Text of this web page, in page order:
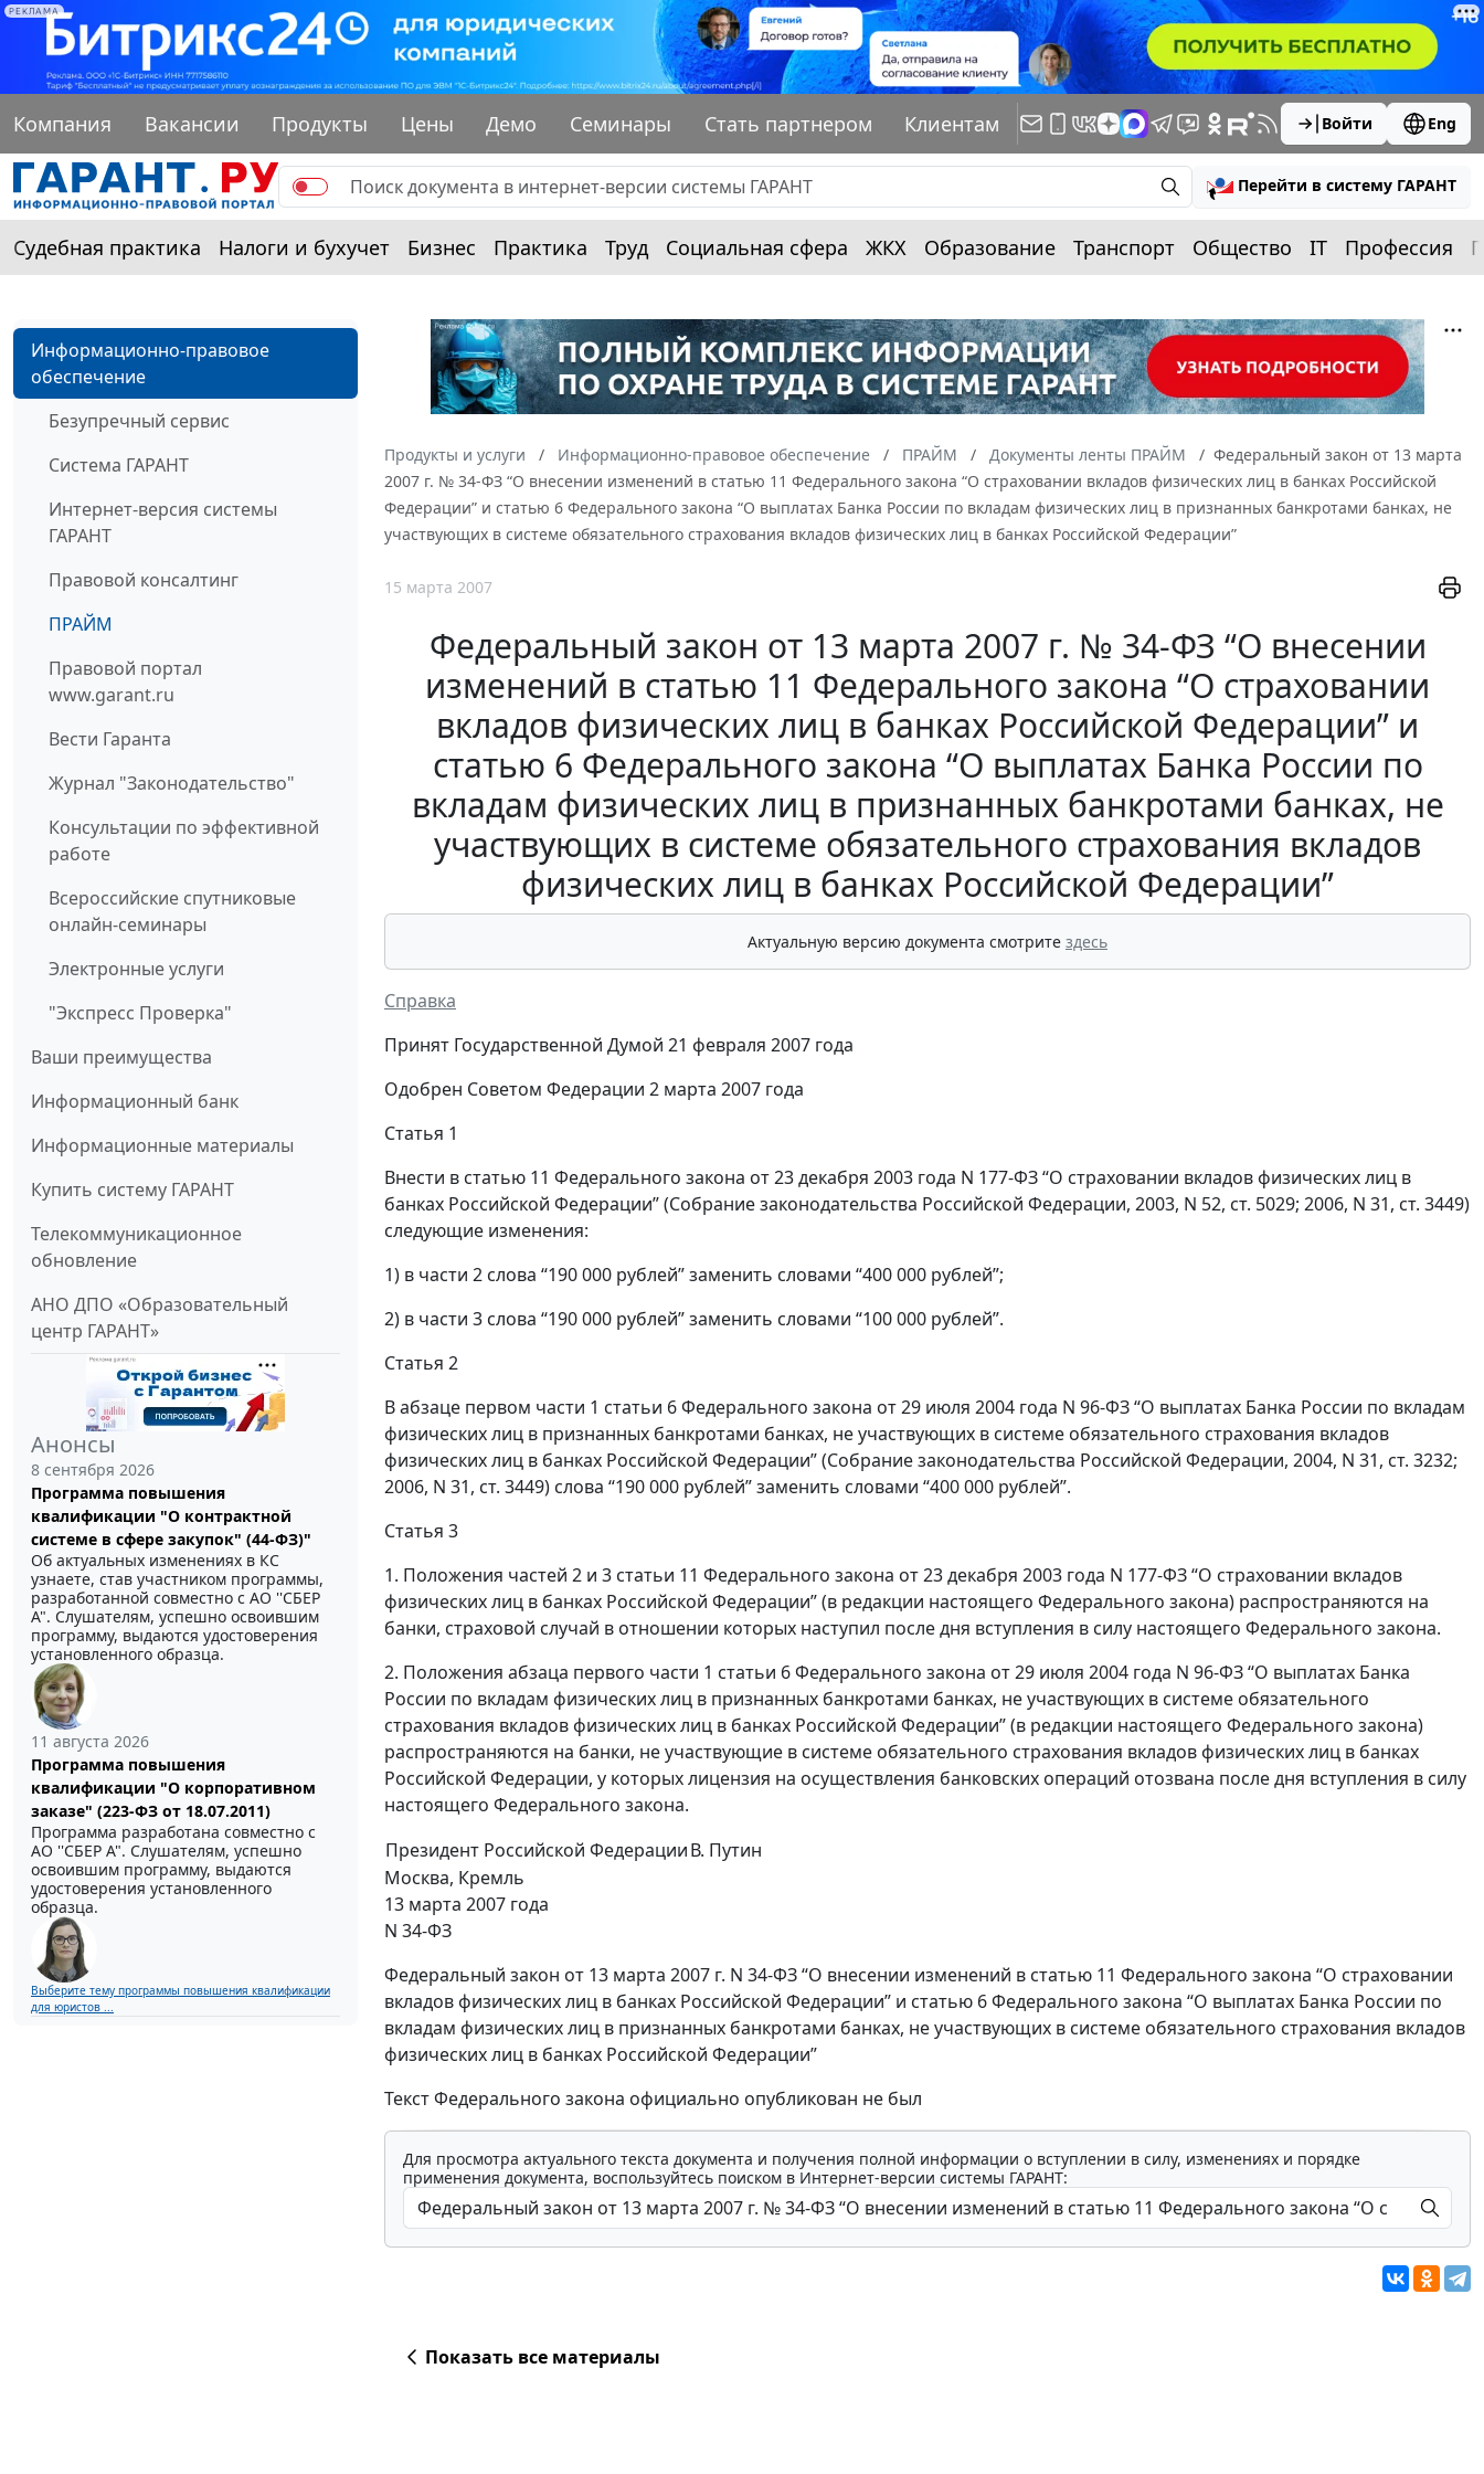
РЕКЛАМА
Компания Вакансии Продукты Цены Демо Семинары Стать партнером Клиентам Войти Eng
Перейти в систему ГАРАНТ
Судебная практика Налоги и бухучет Бизнес Практика Труд Социальная сфера ЖКХ Образование Транспорт Общество IT Профессия
Информационно-правовое
обеспечение
Безупречный сервис
Система ГАРАНТ
Интернет-версия системы
ГАРАНТ
Правовой консалтинг
ПРАЙМ
Правовой портал
www.garant.ru
Вести Гаранта
Журнал "Законодательство"
Консультации по эффективной
работе
Всероссийские спутниковые
онлайн-семинары
Электронные услуги
"Экспресс Проверка"
Ваши преимущества
Информационный банк
Информационные материалы
Купить систему ГАРАНТ
Телекоммуникационное
обновление
АНО ДПО «Образовательный
центр ГАРАНТ»
Анонсы
8 сентября 2026
Программа повышения
квалификации "О контрактной
системе в сфере закупок" (44-ФЗ)"
Об актуальных изменениях в КС
узнаете, став участником программы,
разработанной совместно с АО ''СБЕР
А". Слушателям, успешно освоившим
программу, выдаются удостоверения
установленного образца.
11 августа 2026
Программа повышения
квалификации "О корпоративном
заказе" (223-ФЗ от 18.07.2011)
Программа разработана совместно с
АО ''СБЕР А". Слушателям, успешно
освоившим программу, выдаются
удостоверения установленного
образца.
Выберите тему программы повышения квалификации
для юристов ...
Продукты и услуги Информационно-правовое обеспечение ПРАЙМ Документы ленты ПРАЙМ
Федеральный закон от 13 марта
2007 г. № 34-ФЗ “О внесении изменений в статью 11 Федерального закона “О страховании вкладов физических лиц в банках Российской
Федерации” и статью 6 Федерального закона “О выплатах Банка России по вкладам физических лиц в признанных банкротами банках, не
участвующих в системе обязательного страхования вкладов физических лиц в банках Российской Федерации”
15 марта 2007
Федеральный закон от 13 марта 2007 г. № 34-ФЗ “О внесении
изменений в статью 11 Федерального закона “О страховании
вкладов физических лиц в банках Российской Федерации” и
статью 6 Федерального закона “О выплатах Банка России по
вкладам физических лиц в признанных банкротами банках, не
участвующих в системе обязательного страхования вкладов
физических лиц в банках Российской Федерации”
Актуальную версию документа смотрите здесь
Справка
Принят Государственной Думой 21 февраля 2007 года
Одобрен Советом Федерации 2 марта 2007 года
Статья 1
Внести в статью 11 Федерального закона от 23 декабря 2003 года N 177-ФЗ “О страховании вкладов физических лиц в
банках Российской Федерации” (Собрание законодательства Российской Федерации, 2003, N 52, ст. 5029; 2006, N 31, ст. 3449)
следующие изменения:
1) в части 2 слова “190 000 рублей” заменить словами “400 000 рублей”;
2) в части 3 слова “190 000 рублей” заменить словами “100 000 рублей”.
Статья 2
В абзаце первом части 1 статьи 6 Федерального закона от 29 июля 2004 года N 96-ФЗ “О выплатах Банка России по вкладам
физических лиц в признанных банкротами банках, не участвующих в системе обязательного страхования вкладов
физических лиц в банках Российской Федерации” (Собрание законодательства Российской Федерации, 2004, N 31, ст. 3232;
2006, N 31, ст. 3449) слова “190 000 рублей” заменить словами “400 000 рублей”.
Статья 3
1. Положения частей 2 и 3 статьи 11 Федерального закона от 23 декабря 2003 года N 177-ФЗ “О страховании вкладов
физических лиц в банках Российской Федерации” (в редакции настоящего Федерального закона) распространяются на
банки, страховой случай в отношении которых наступил после дня вступления в силу настоящего Федерального закона.
2. Положения абзаца первого части 1 статьи 6 Федерального закона от 29 июля 2004 года N 96-ФЗ “О выплатах Банка
России по вкладам физических лиц в признанных банкротами банках, не участвующих в системе обязательного
страхования вкладов физических лиц в банках Российской Федерации” (в редакции настоящего Федерального закона)
распространяются на банки, не участвующие в системе обязательного страхования вкладов физических лиц в банках
Российской Федерации, у которых лицензия на осуществления банковских операций отозвана после дня вступления в силу
настоящего Федерального закона.
Президент Российской ФедерацииВ. Путин
Москва, Кремль
13 марта 2007 года
N 34-ФЗ
Федеральный закон от 13 марта 2007 г. N 34-ФЗ “О внесении изменений в статью 11 Федерального закона “О страховании
вкладов физических лиц в банках Российской Федерации” и статью 6 Федерального закона “О выплатах Банка России по
вкладам физических лиц в признанных банкротами банках, не участвующих в системе обязательного страхования вкладов
физических лиц в банках Российской Федерации”
Текст Федерального закона официально опубликован не был
Для просмотра актуального текста документа и получения полной информации о вступлении в силу, изменениях и порядке
применения документа, воспользуйтесь поиском в Интернет-версии системы ГАРАНТ:
Показать все материалы